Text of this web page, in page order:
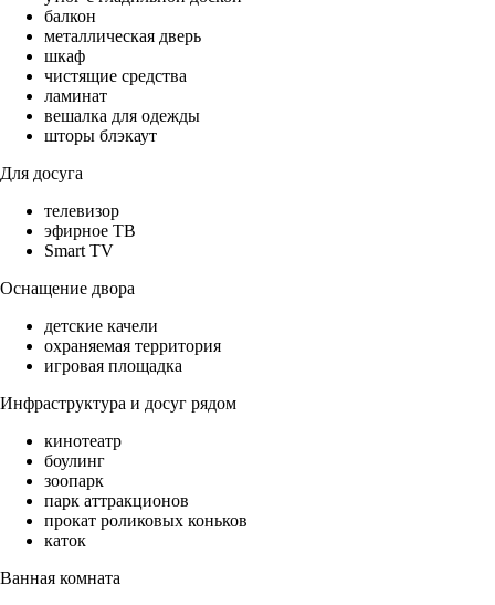
балкон
металлическая дверь
шкаф
чистящие средства
ламинат
вешалка для одежды
шторы блэкаут
Для досуга
телевизор
эфирное ТВ
Smart TV
Оснащение двора
детские качели
охраняемая территория
игровая площадка
Инфраструктура и досуг рядом
кинотеатр
боулинг
зоопарк
парк аттракционов
прокат роликовых коньков
каток
Ванная комната